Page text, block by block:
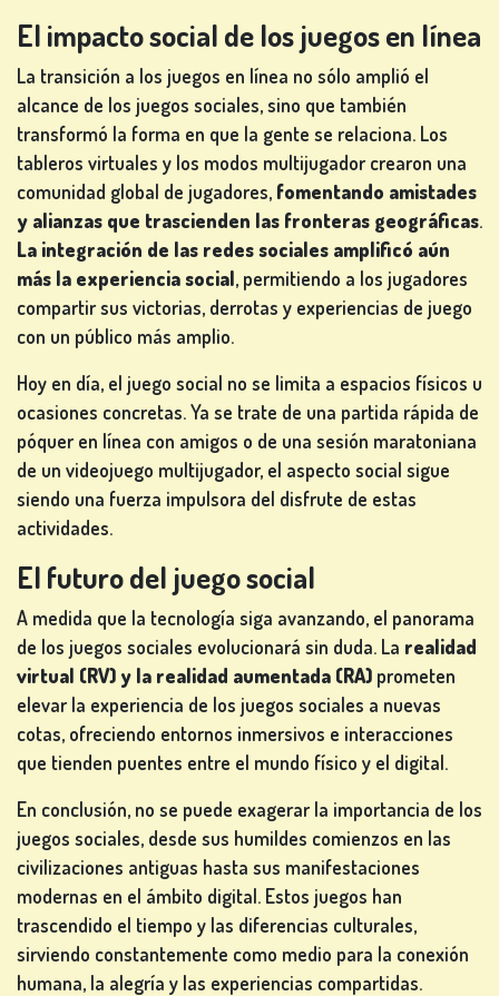
El impacto social de los juegos en línea
La transición a los juegos en línea no sólo amplió el
alcance de los juegos sociales, sino que también
transformó la forma en que la gente se relaciona. Los
tableros virtuales y los modos multijugador crearon una
comunidad global de jugadores, fomentando amistades
y alianzas que trascienden las fronteras geográficas.
La integración de las redes sociales amplificó aún
más la experiencia social, permitiendo a los jugadores
compartir sus victorias, derrotas y experiencias de juego
con un público más amplio.
Hoy en día, el juego social no se limita a espacios físicos u
ocasiones concretas. Ya se trate de una partida rápida de
póquer en línea con amigos o de una sesión maratoniana
de un videojuego multijugador, el aspecto social sigue
siendo una fuerza impulsora del disfrute de estas
actividades.
El futuro del juego social
A medida que la tecnología siga avanzando, el panorama
de los juegos sociales evolucionará sin duda. La realidad
virtual (RV) y la realidad aumentada (RA) prometen
elevar la experiencia de los juegos sociales a nuevas
cotas, ofreciendo entornos inmersivos e interacciones
que tienden puentes entre el mundo físico y el digital.
En conclusión, no se puede exagerar la importancia de los
juegos sociales, desde sus humildes comienzos en las
civilizaciones antiguas hasta sus manifestaciones
modernas en el ámbito digital. Estos juegos han
trascendido el tiempo y las diferencias culturales,
sirviendo constantemente como medio para la conexión
humana, la alegría y las experiencias compartidas.